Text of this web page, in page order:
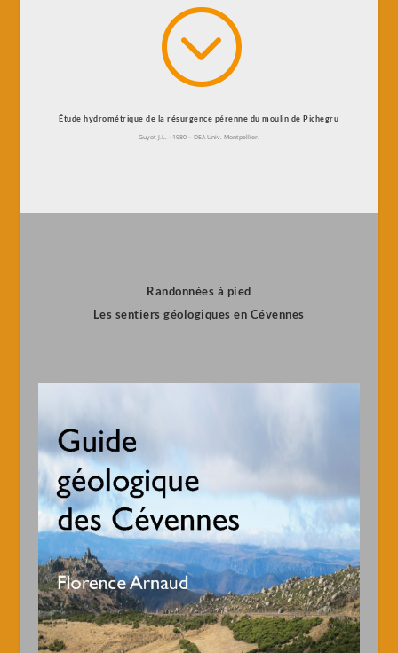
;
Étude hydrométrique de la résurgence pérenne du moulin de Pichegru
Guyot J.L. –1980 – DEA Univ. Montpellier.
Randonnées à pied
Les sentiers géologiques en Cévennes